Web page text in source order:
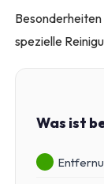
spezielle
Was ist